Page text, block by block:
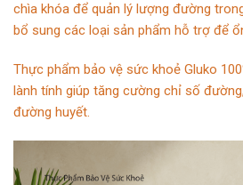
chìa khóa để quản lý lượng đường
bổ sung các loại sản phẩm hỗ trợ để
Thực phẩm bảo vệ sức khoẻ Gluko
lành tính giúp tăng cường chỉ số
đường huyết.